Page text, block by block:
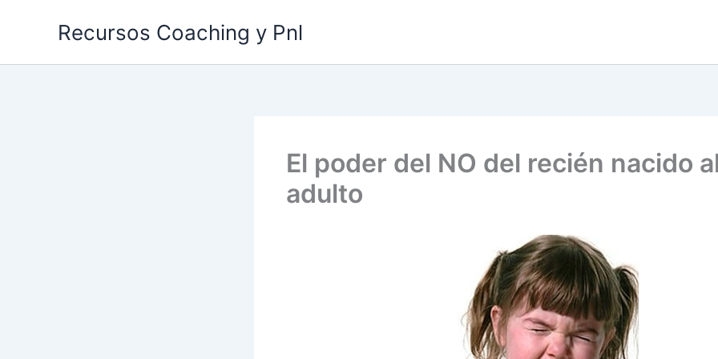
Recursos Coaching y Pnl
El poder del NO del recién nacido
adulto